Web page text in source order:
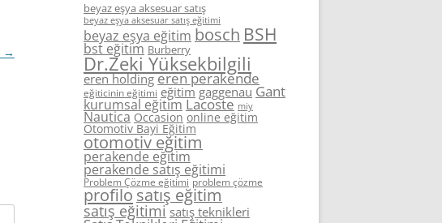
→
beyaz eşya aksesuar satış
beyaz eşya aksesuar satış eğitimi
beyaz eşya eğitim bosch BSH
bst eğitim Burberry
Dr.Zeki Yüksekbilgili
eren holding eren perakende
eğiticinin eğitimi eğitim gaggenau Gant
kurumsal eğitim Lacoste miy
Nautica Occasion online eğitim
Otomotiv Bayi Eğitim
otomotiv eğitim
perakende eğitim
perakende satış eğitimi
Problem Çözme eğitimi problem çözme
profilo satış eğitim
satış eğitimi satış teknikleri